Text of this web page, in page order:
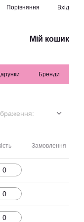
Порівняння Вхід
Мій кошик
Бренди
Замовлення